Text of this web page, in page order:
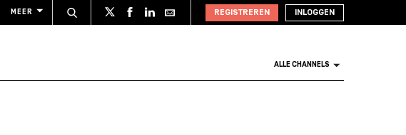
MEER REGISTREREN INLOGGEN
ALLE CHANNELS